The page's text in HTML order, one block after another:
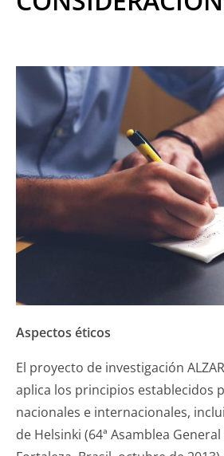
Aspectos éticos
El proyecto de investigación
aplica los principios establecidos
nacionales e internacionales,
de Helsinki (64ª Asamblea